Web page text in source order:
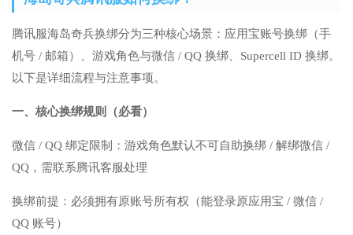
腾讯服海岛奇兵换绑分为三种核心场景：应用宝账号换绑（手
机号 / 邮箱）、游戏角色与微信 / QQ 换绑、Supercell ID 换绑。
以下是详细流程与注意事项。
一、核心换绑规则（必看）
微信 / QQ 绑定限制：游戏角色默认不可自助换绑 / 解绑微信 /
QQ，需联系腾讯客服处理
换绑前提：必须拥有原账号所有权（能登录原应用宝 / 微信 /
QQ 账号）